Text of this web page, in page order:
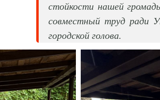
стойкости нашей
совместный труд ради
городской голова.